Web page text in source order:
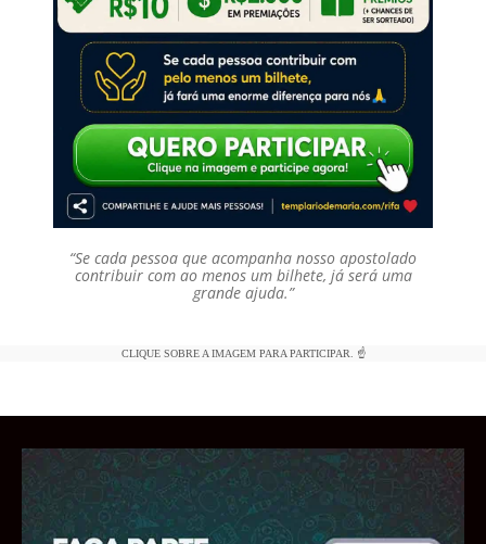
“Se cada pessoa que acompanha nosso apostolado
contribuir com ao menos um bilhete, já será uma
grande ajuda.”
CLIQUE SOBRE A IMAGEM PARA PARTICIPAR. ☝️